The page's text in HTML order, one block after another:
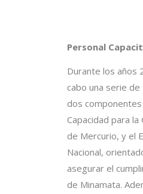
Personal
Durante los años
cabo una serie
dos
Capacidad para
de Mercurio, y el
Nacional,
asegurar el
de Minamata.